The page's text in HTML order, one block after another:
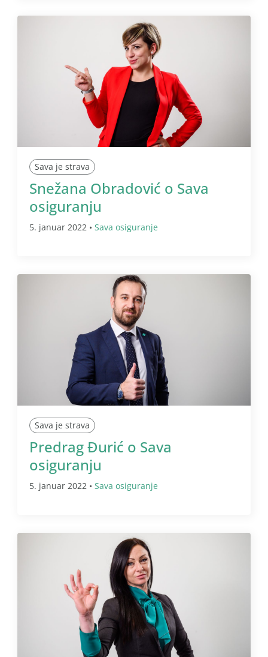
Sava je strava
Snežana Obradović o Sava
osiguranju
5. januar 2022 • Sava osiguranje
Sava je strava
Predrag Đurić o Sava
osiguranju
5. januar 2022 • Sava osiguranje